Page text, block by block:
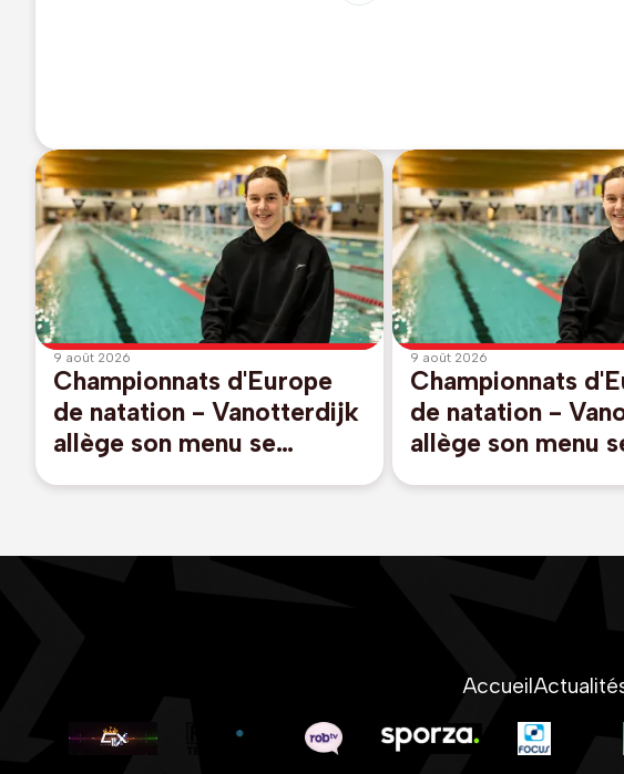
9 août 2026
Championnats d'Europe
de natation - Vanotterdijk
allège son menu se
9 août 2026
Championnats
de natation -
allège son menu
Accueil